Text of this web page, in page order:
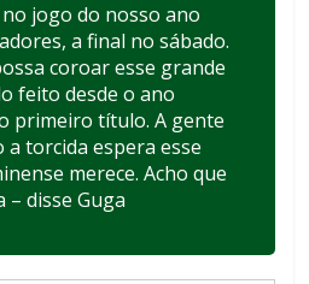
jogo do nosso ano
a final no sábado.
coroar esse grande
feito desde o ano
primeiro título. A gente
a torcida espera esse
merece. Acho que
– disse Guga